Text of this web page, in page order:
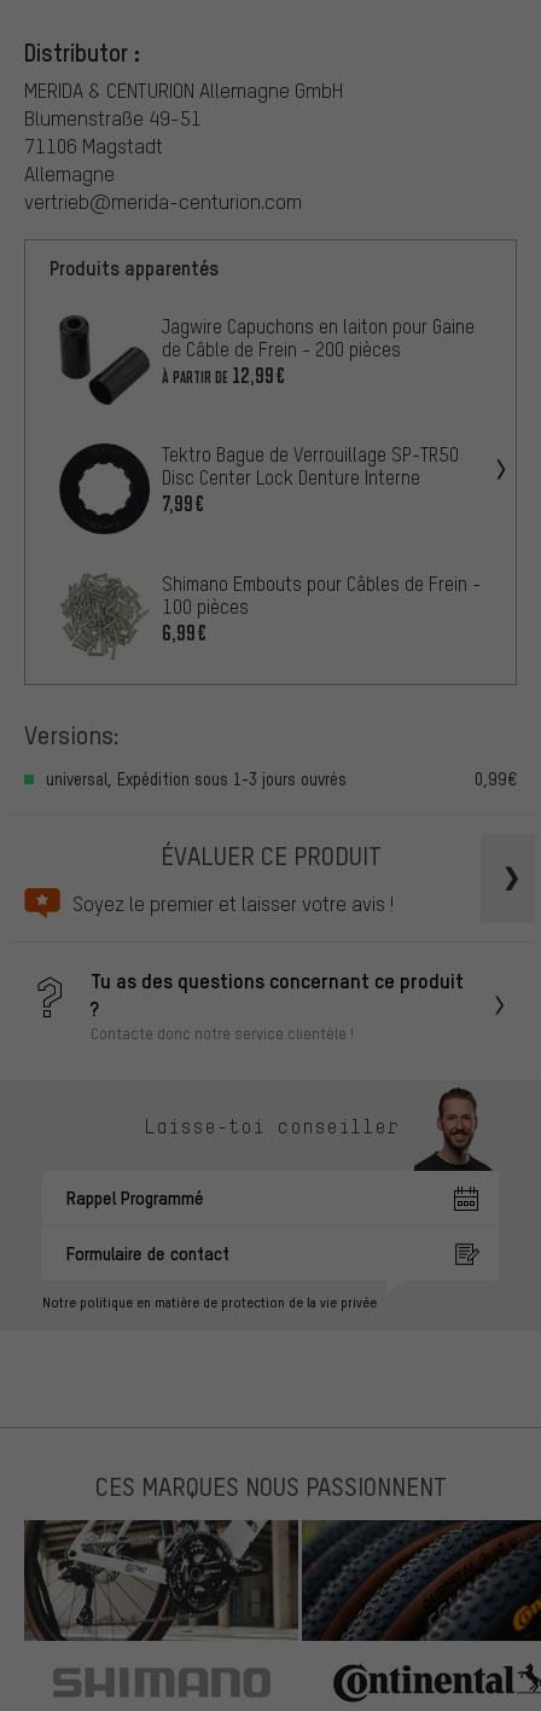
Distributor :
MERIDA & CENTURION Allemagne GmbH
Blumenstraße 49-51
71106 Magstadt
Allemagne
vertrieb@merida-centurion.com
Produits apparentés
Jagwire Capuchons en laiton pour Gaine
de Câble de Frein - 200 pièces
À PARTIR DE 12,99€
Tektro Bague de Verrouillage SP-TR50
Disc Center Lock Denture Interne
7,99€
Shimano Embouts pour Câbles de Frein -
100 pièces
6,99€
Versions:
universal, Expédition sous 1-3 jours ouvrés 0,99€
ÉVALUER CE PRODUIT
Soyez le premier et laisser votre avis !
Tu as des questions concernant ce produit
?
Contacte donc notre service clientèle !
Laisse-toi conseiller
Rappel Programmé
Formulaire de contact
Notre politique en matière de protection de la vie privée
CES MARQUES NOUS PASSIONNENT